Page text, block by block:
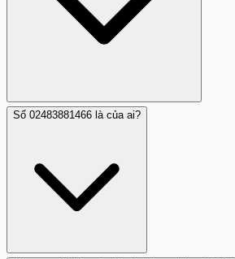
Cách tốt nhất là chặn số và không
Số 02483881466 là của ai?